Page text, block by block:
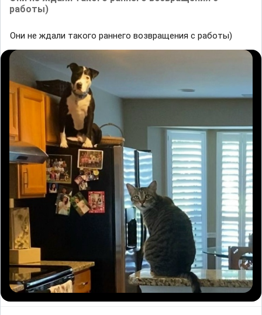
работы)
Они не ждали такого раннего возвращения с работы)